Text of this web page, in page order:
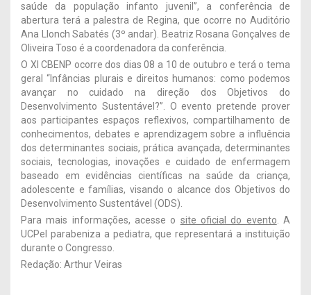
saúde da população infanto juvenil”, a conferência de
abertura terá a palestra de Regina, que ocorre no Auditório
Ana Llonch Sabatés (3º andar). Beatriz Rosana Gonçalves de
Oliveira Toso é a coordenadora da conferência.
O XI CBENP ocorre dos dias 08 a 10 de outubro e terá o tema
geral “Infâncias plurais e direitos humanos: como podemos
avançar no cuidado na direção dos Objetivos do
Desenvolvimento Sustentável?”. O evento pretende prover
aos participantes espaços reflexivos, compartilhamento de
conhecimentos, debates e aprendizagem sobre a influência
dos determinantes sociais, prática avançada, determinantes
sociais, tecnologias, inovações e cuidado de enfermagem
baseado em evidências científicas na saúde da criança,
adolescente e famílias, visando o alcance dos Objetivos do
Desenvolvimento Sustentável (ODS).
Para mais informações, acesse o site oficial do evento. A
UCPel parabeniza a pediatra, que representará a instituição
durante o Congresso.
Redação: Arthur Veiras